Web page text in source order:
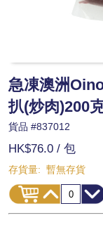
急凍澳洲
扒(炒肉)200
貨品 #837012
HK$76.0 / 包
存貨量: 暫無存貨